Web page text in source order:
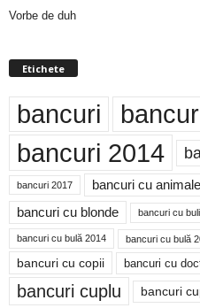
Vorbe de duh
Etichete
bancuri
bancuri 2014
bancuri 2017 bancuri cu animale
bancuri cu blonde bancuri cu
bancuri cu bulă 2014 bancuri cu bulă
bancuri cu copii bancuri cu
bancuri cuplu bancuri